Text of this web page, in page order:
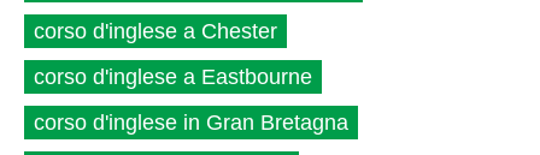
corso d'inglese a Chester
corso d'inglese a Eastbourne
corso d'inglese in Gran Bretagna